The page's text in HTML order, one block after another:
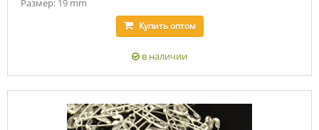
Размер: 19 mm
Купитьоптом
в наличии